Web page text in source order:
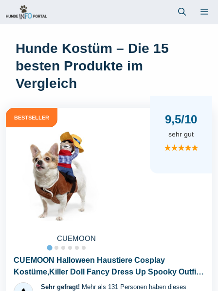
Inhalt
Hunde Kostüm – Die 15
besten Produkte im
Vergleich
BESTSELLER
CUEMOON
9,5/10
sehr gut
★★★★★
CUEMOON Halloween Haustiere Cosplay
Kostüme,Killer Doll Fancy Dress Up Spooky Outfit,
für...
Sehr gefragt! Mehr als 131 Personen haben dieses